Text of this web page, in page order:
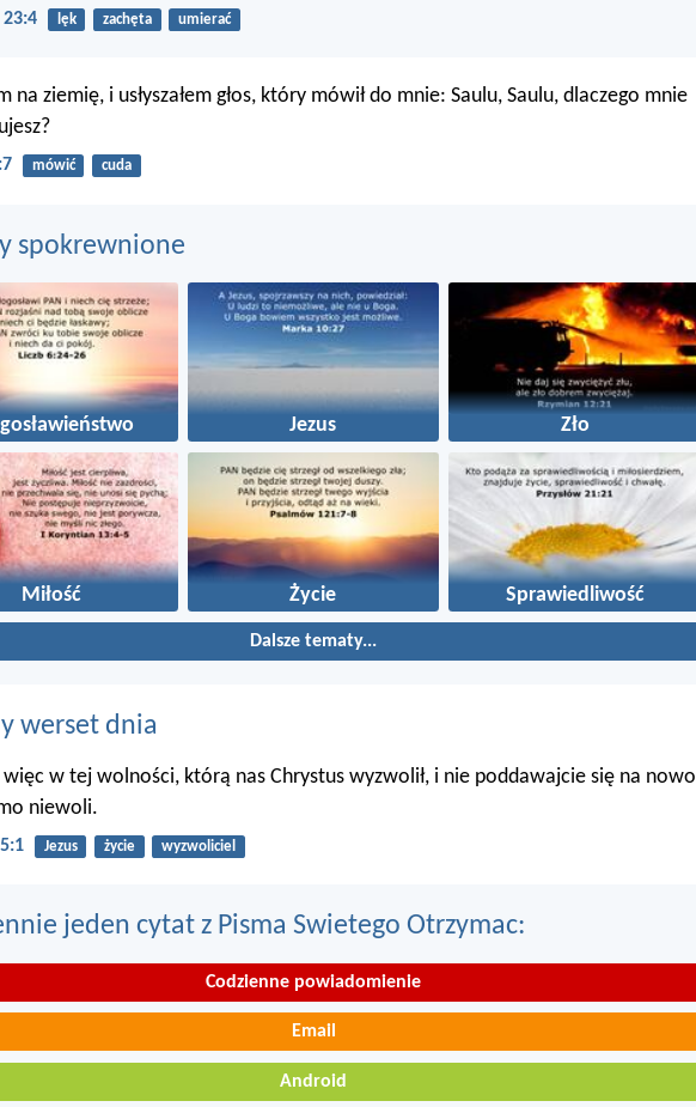
23:4 lęk zachęta umierać
na ziemię, i usłyszałem głos, który mówił do mnie: Saulu, Saulu, dlaczego mnie
mówić cuda
spokrewnione
Jezus Zło
Miłość Życie Sprawiedliwość
Dalsze tematy...
werset dnia
w tej wolności, którą nas Chrystus wyzwolił, i nie poddawajcie się na nowo
niewoli.
Jezus życie wyzwoliciel
jeden cytat z Pisma Swietego Otrzymac:
Codzienne powiadomienie
Email
Android